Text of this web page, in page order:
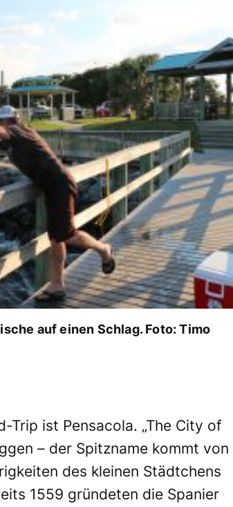
auf einen Schlag. Foto: Timo
Trip ist Pensacola. „The City of
– der Spitzname kommt von
des kleinen Städtchens
1559 gründeten die Spanier